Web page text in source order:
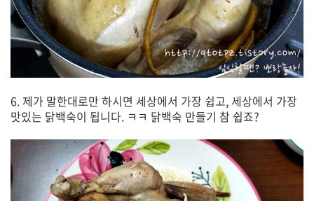
6. 제가 말한대로만 하시면 세상에서 가장 쉽고, 세상에서 가장
맛있는 닭백숙이 됩니다. ㅋㅋ 닭백숙 만들기 참 쉽죠?